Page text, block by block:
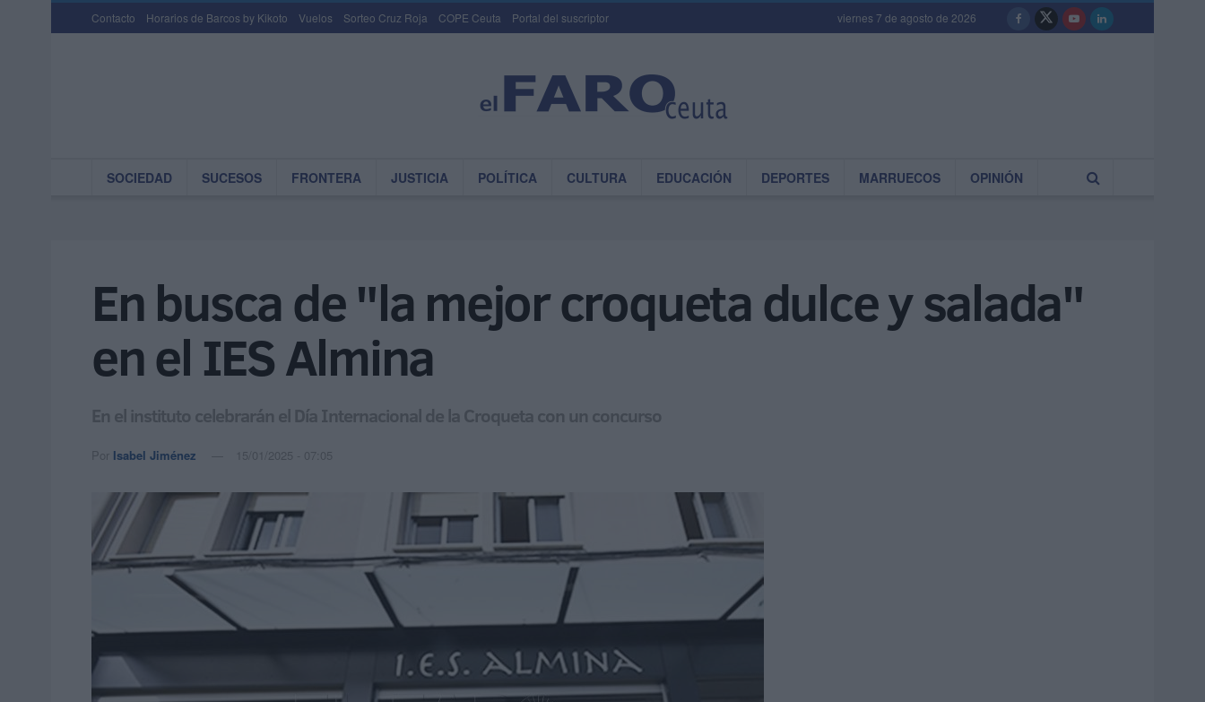
Contacto Horarios de Barcos by Kikoto Vuelos Sorteo Cruz Roja COPE Ceuta Portal del suscriptor viernes 7 de agosto de 2026
SOCIEDAD SUCESOS FRONTERA JUSTICIA POLÍTICA CULTURA EDUCACIÓN DEPORTES MARRUECOS OPINIÓN
En busca de "la mejor croqueta dulce y salada"
en el IES Almina
En el instituto celebrarán el Día Internacional de la Croqueta con un concurso
Por Isabel Jiménez 15/01/2025 - 07:05